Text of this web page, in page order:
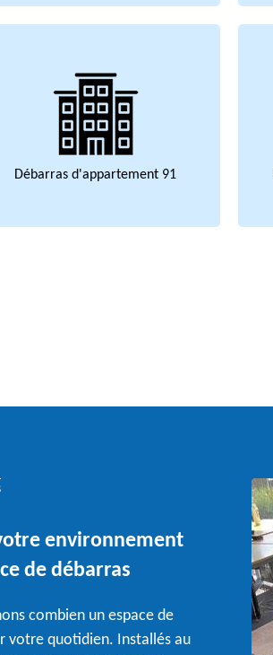
Débarras d'appartement 91
environnement
de débarras
combien un espace de
votre quotidien. Installés au